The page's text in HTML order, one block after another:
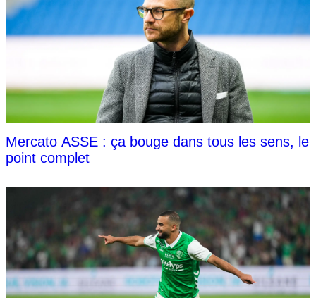
Mercato ASSE : ça bouge dans tous les sens, le
point complet